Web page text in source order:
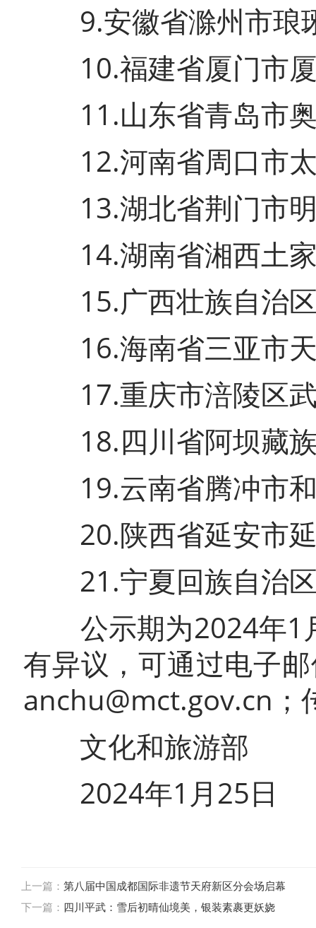
9.安徽省滁州市琅
10.福建省厦门市厦
11.山东省青岛市奥
12.河南省周口市太
13.湖北省荆门市明
14.湖南省湘西土家
15.广西壮族自治区
16.海南省三亚市天
17.重庆市涪陵区武
18.四川省阿坝藏族
19.云南省腾冲市和
20.陕西省延安市延
21.宁夏回族自治区
公示期为2024年1
有异议，可通过电子
anchu@mct.gov.cn；
文化和旅游部
2024年1月25日
上一篇： 第八届中国成都国际非遗节天府新区分会场启幕
下一篇： 四川平武：雪后初晴仙境美，银装素裹更妖娆